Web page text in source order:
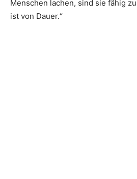
Menschen lachen, sind sie fähig
ist von Dauer.“